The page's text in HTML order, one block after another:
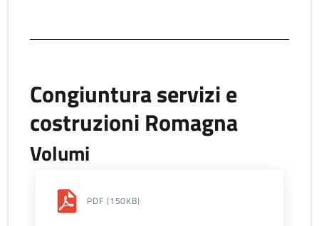
Congiuntura servizi e
costruzioni Romagna
Volumi
PDF (150KB)